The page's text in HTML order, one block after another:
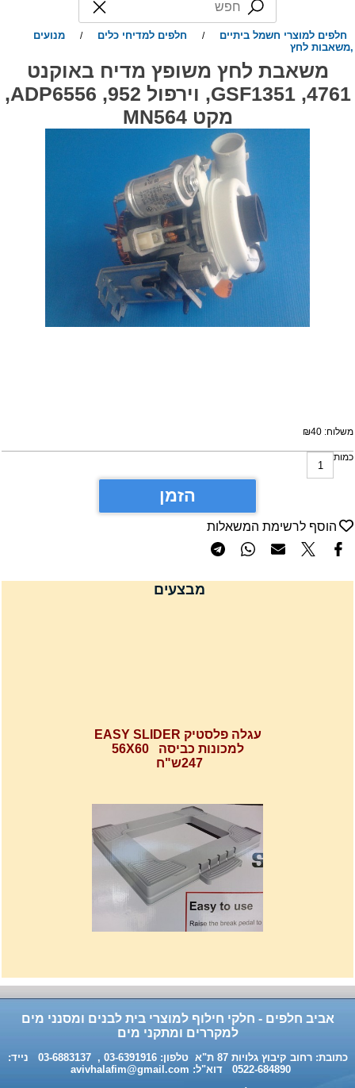
חלפים למוצרי חשמל ביתיים חלפים למדיחי כלים
מנועים
לחץ
משאבת לחץ משופץ מדיח באוקנט
4761, GSF1351, וירפול 952, ADP6556,
מקט MN564
₪40
הזמן
הוסף לרשימת המשאלות
מבצעים
למכונות כביסה 56X60
247ש"ח
120שח
אביב חלפים - חלקי חילוף למוצרי בית לבנים ומסנני מים
למקררים ומתקני מים
כתובת: רחוב קיבוץ גלויות 87 ת"א טלפון: 03-6391916 , 03-6883137 נייד:
0522-684890 דוא"ל:
avivhalafim@gmail.com